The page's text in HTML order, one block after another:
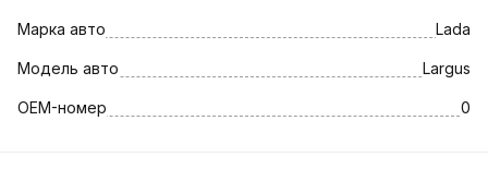
Марка авто Lada
Модель авто Largus
OEM-номер 0